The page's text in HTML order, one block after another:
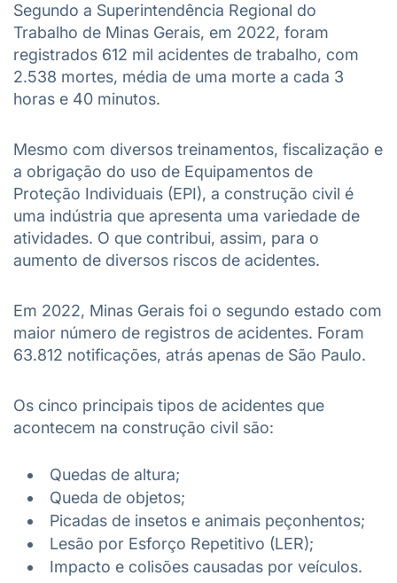
Segundo a Superintendência Regional do
Trabalho de Minas Gerais, em 2022, foram
registrados 612 mil acidentes de trabalho, com
2.538 mortes, média de uma morte a cada 3
horas e 40 minutos.
Mesmo com diversos treinamentos, fiscalização e
a obrigação do uso de Equipamentos de
Proteção Individuais (EPI), a construção civil é
uma indústria que apresenta uma variedade de
atividades. O que contribui, assim, para o
aumento de diversos riscos de acidentes.
Em 2022, Minas Gerais foi o segundo estado com
maior número de registros de acidentes. Foram
63.812 notificações, atrás apenas de São Paulo.
Os cinco principais tipos de acidentes que
acontecem na construção civil são:
Quedas de altura;
Queda de objetos;
Picadas de insetos e animais peçonhentos;
Lesão por Esforço Repetitivo (LER);
Impacto e colisões causadas por veículos.